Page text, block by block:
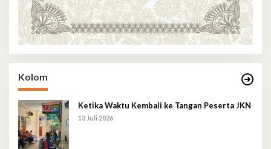
Kolom
Ketika Waktu Kembali ke Tangan Peserta JKN
13 Juli 2026